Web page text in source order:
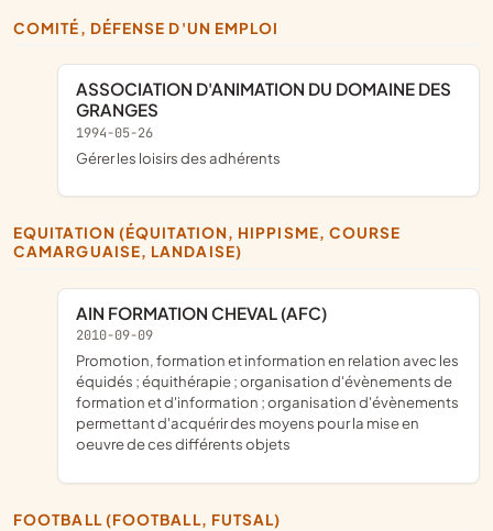
COMITÉ, DÉFENSE D'UN EMPLOI
ASSOCIATION D'ANIMATION DU DOMAINE DES
GRANGES
1994-05-26
gérer les loisirs des adhérents
EQUITATION (ÉQUITATION, HIPPISME, COURSE
CAMARGUAISE, LANDAISE)
AIN FORMATION CHEVAL (AFC)
2010-09-09
promotion, formation et information en relation avec les
équidés ; équithérapie ; organisation d'évènements de
formation et d'information ; organisation d'évènements
permettant d'acquérir des moyens pour la mise en
oeuvre de ces différents objets
FOOTBALL (FOOTBALL, FUTSAL)